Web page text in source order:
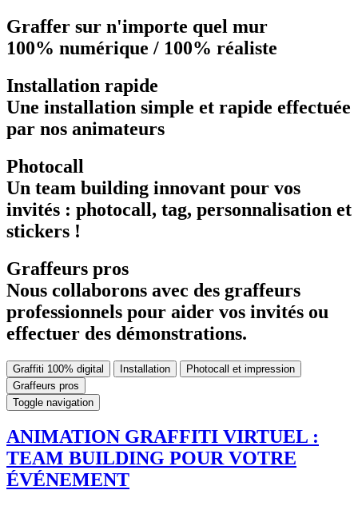
Graffer sur n'importe quel mur
100% numérique / 100% réaliste
Installation rapide
Une installation simple et rapide effectuée
par nos animateurs
Photocall
Un team building innovant pour vos
invités : photocall, tag, personnalisation et
stickers !
Graffeurs pros
Nous collaborons avec des graffeurs
professionnels pour aider vos invités ou
effectuer des démonstrations.
Graffiti 100% digital Installation
Photocall et impression
Graffeurs pros
Toggle navigation
ANIMATION GRAFFITI VIRTUEL :
TEAM BUILDING POUR VOTRE
ÉVÉNEMENT